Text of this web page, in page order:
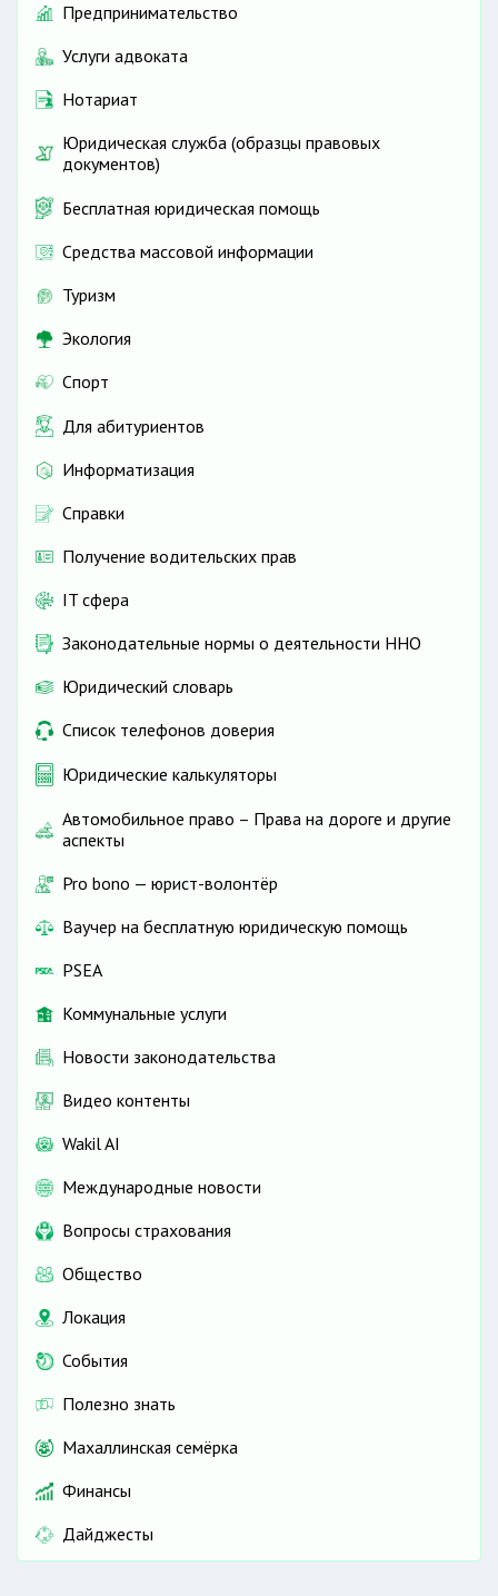
Предпринимательство
Услуги адвоката
Нотариат
Юридическая служба (образцы правовых
документов)
Бесплатная юридическая помощь
Средства массовой информации
Туризм
Экология
Спорт
Для абитуриентов
Информатизация
Справки
Получение водительских прав
IT сфера
Законодательные нормы о деятельности ННО
Юридический словарь
Список телефонов доверия
Юридические калькуляторы
Автомобильное право – Права на дороге и другие
аспекты
Pro bono — юрист-волонтёр
Ваучер на бесплатную юридическую помощь
PSEA
Коммунальные услуги
Новости законодательства
Видео контенты
Wakil AI
Международные новости
Вопросы страхования
Общество
Локация
События
Полезно знать
Махаллинская семёрка
Финансы
Дайджесты